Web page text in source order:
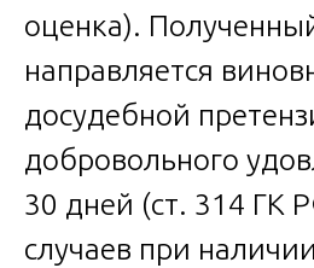
оценка).
направляется
досудебной
добровольного
30 дней (ст. 314 ГК
случаев при наличии